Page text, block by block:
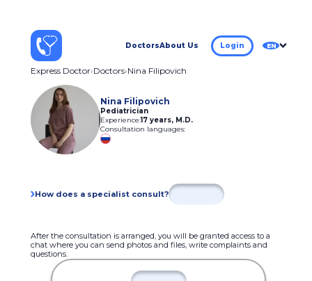
DoctorsAbout Us Login EN
Express Doctor Doctors Nina Filipovich
Nina Filipovich
Pediatrician
Experience:17 years, M.D.
Consultation languages:
How does a specialist consult?
After the consultation is arranged, you will be granted access to a
chat where you can send photos and files, write complaints and
questions.